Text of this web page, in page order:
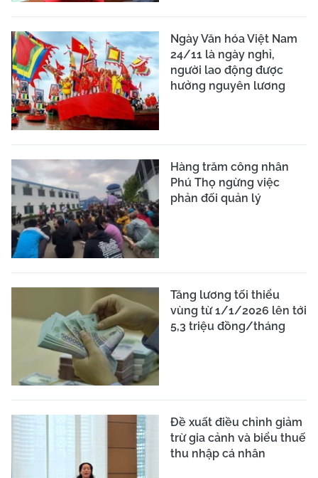
Ngày Văn hóa Việt Nam
24/11 là ngày nghỉ,
người lao động được
hưởng nguyên lương
Hàng trăm công nhân
Phú Thọ ngừng việc
phản đối quản lý
Tăng lương tối thiểu
vùng từ 1/1/2026 lên tới
5,3 triệu đồng/tháng
Đề xuất điều chỉnh giảm
trừ gia cảnh và biểu thuế
thu nhập cá nhân